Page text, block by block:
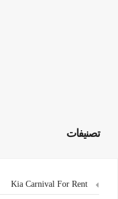
تصنيفات